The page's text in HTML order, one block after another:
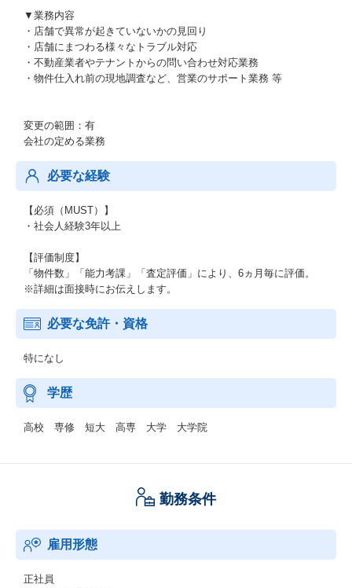
▼業務内容
・店舗で異常が起きていないかの見回り
・店舗にまつわる様々なトラブル対応
・不動産業者やテナントからの問い合わせ対応業務
・物件仕入れ前の現地調査など、営業のサポート業務 等
変更の範囲：有
会社の定める業務
必要な経験
【必須（MUST）】
・社会人経験3年以上
【評価制度】
「物件数」「能力考課」「査定評価」により、6ヵ月毎に評価。
※詳細は面接時にお伝えします。
必要な免許・資格
特になし
学歴
高校 専修 短大 高専 大学 大学院
勤務条件
雇用形態
正社員